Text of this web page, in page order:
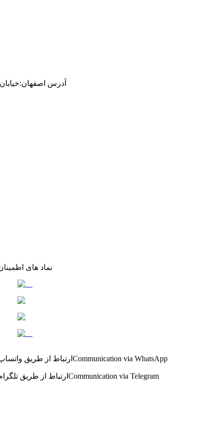
آدرس اصفهان:خیابان
نماد های
ارتباط از طریق Communication via WhatsApp
ارتباط از طریق Communication via Telegram